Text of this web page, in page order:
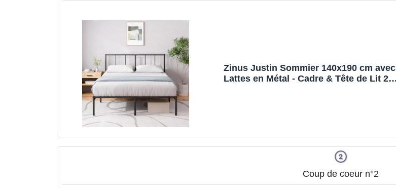
Zinus Justin Sommier 140x190 cm avec
Lattes en Métal - Cadre & Tête de Lit 2
Coup de coeur n°2